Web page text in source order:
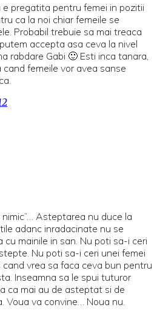
e pregatita pentru femei in pozitii
ca la noi chiar femeile se
Probabil trebuie sa mai treaca
accepta asa ceva la nivel
rabdare Gabi 🙂 Esti inca tanara,
cand femeile vor avea sanse
nimic”… Asteptarea nu duce la
adanc inradacinate nu se
cu mainile in san. Nu poti sa-i ceri
Nu poti sa-i ceri unei femei
vrea sa faca ceva bun pentru
Inseamna sa le spui tuturor
ca mai au de asteptat si de
Voua va convine… Noua nu.